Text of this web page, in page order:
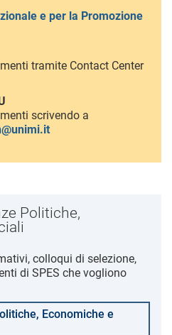
e per la Promozione
tramite Contact Center
scrivendo a
Politiche,
colloqui di selezione,
di SPES che vogliono
Economiche e